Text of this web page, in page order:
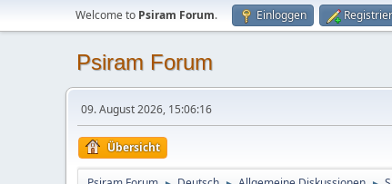
Welcome to Psiram Forum. Einloggen
Psiram Forum
09. August 2026, 15:06:16
Übersicht